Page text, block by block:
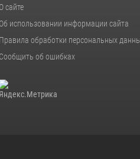
О сайте
Об использовании информации сайта
Правила обработки персональных
Сообщить об ошибках